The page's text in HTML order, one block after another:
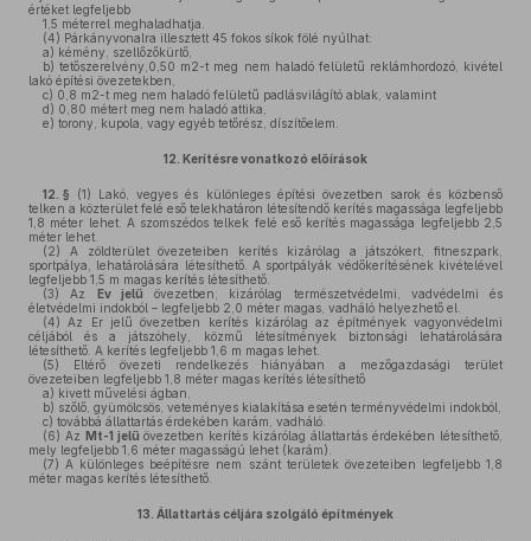
értéket legfeljebb
1,5 méterrel meghaladhatja.
(4) Párkányvonalra illesztett 45 fokos síkok fölé nyúlhat:
a) kémény, szellőzőkürtő,
b) tetőszerelvény,0,50 m2-t meg nem haladó felületű reklámhordozó, kivétel
lakó építési övezetekben,
c) 0,8 m2-t meg nem haladó felületű padlásvilágító ablak, valamint
d) 0,80 métert meg nem haladó attika,
e) torony, kupola, vagy egyéb tetőrész, díszítőelem.
12. Kerítésre vonatkozó előírások
12. § (1) Lakó, vegyes és különleges építési övezetben sarok és közbenső
telken a közterület felé eső telekhatáron létesítendő kerítés magassága legfeljebb
1,8 méter lehet. A szomszédos telkek felé eső kerítés magassága legfeljebb 2,5
méter lehet.
(2) A zöldterület övezeteiben kerítés kizárólag a játszókert, fitneszpark,
sportpálya, lehatárolására létesíthető. A sportpályák védőkerítésének kivételével
legfeljebb 1,5 m magas kerítés létesíthető.
(3) Az Ev jelű övezetben, kizárólag természetvédelmi, vadvédelmi és
életvédelmi indokból – legfeljebb 2,0 méter magas, vadháló helyezhető el.
(4) Az Er jelű övezetben kerítés kizárólag az építmények vagyonvédelmi
céljából és a játszóhely, közmű létesítmények biztonsági lehatárolására
létesíthető. A kerítés legfeljebb 1,6 m magas lehet.
(5) Eltérő övezeti rendelkezés hiányában a mezőgazdasági terület
övezeteiben legfeljebb 1,8 méter magas kerítés létesíthető
a) kivett művelési ágban,
b) szőlő, gyümölcsös, veteményes kialakítása esetén terményvédelmi indokból,
c) továbbá állattartás érdekében karám, vadháló.
(6) Az Mt-1 jelű övezetben kerítés kizárólag állattartás érdekében létesíthető,
mely legfeljebb 1,6 méter magasságú lehet (karám).
(7) A különleges beépítésre nem szánt területek övezeteiben legfeljebb 1,8
méter magas kerítés létesíthető.
13. Állattartás céljára szolgáló építmények